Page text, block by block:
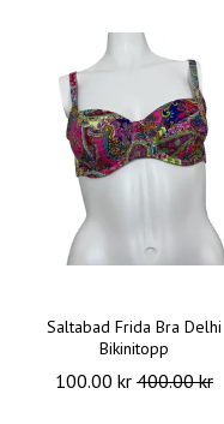
Saltabad Frida Bra Delhi
Bikinitopp
100.00 kr 400.00 kr